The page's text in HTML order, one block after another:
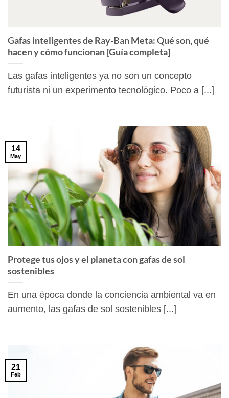
Gafas inteligentes de Ray-Ban Meta: Qué son, qué
hacen y cómo funcionan [Guía completa]
Las gafas inteligentes ya no son un concepto
futurista ni un experimento tecnológico. Poco a [...]
Protege tus ojos y el planeta con gafas de sol
sostenibles
En una época donde la conciencia ambiental va en
aumento, las gafas de sol sostenibles [...]
14
May
21
Feb